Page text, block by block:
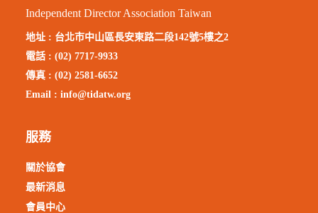
Independent Director Association Taiwan
地址 : 台北市中山區長安東路二段142號5樓之2
電話 : (02) 7717-9933
傳真 : (02) 2581-6652
Email :info@tidatw.org
服務
關於協會
最新消息
會員中心